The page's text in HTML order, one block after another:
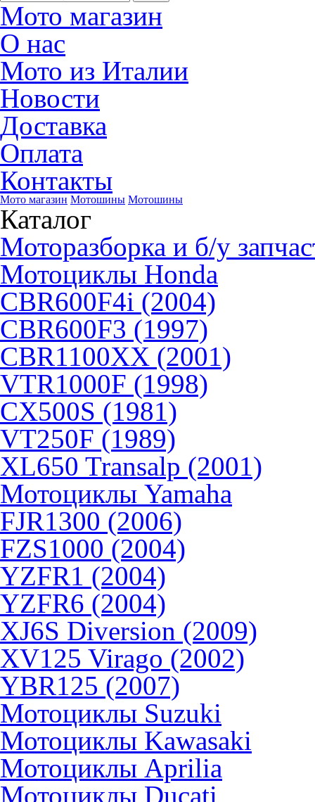
Мото магазин
О нас
Мото из Италии
Новости
Доставка
Оплата
Контакты
Мото магазин Мотошины Мотошины
Каталог
Моторазборка и б/у
Мотоциклы Honda
CBR600F4i (2004)
CBR600F3 (1997)
CBR1100XX (2001)
VTR1000F (1998)
CX500S (1981)
VT250F (1989)
XL650 Transalp (2001)
Мотоциклы Yamaha
FJR1300 (2006)
FZS1000 (2004)
YZFR1 (2004)
YZFR6 (2004)
XJ6S Diversion (2009)
XV125 Virago (2002)
YBR125 (2007)
Мотоциклы Suzuki
Мотоциклы Kawasaki
Мотоциклы Aprilia
Мотоциклы Ducati